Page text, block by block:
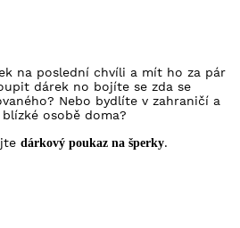
na poslední chvíli a mít ho za pár
dárek no bojíte se zda se
Nebo bydlíte v zahraničí a
osobě doma?
dárkový poukaz na šperky.